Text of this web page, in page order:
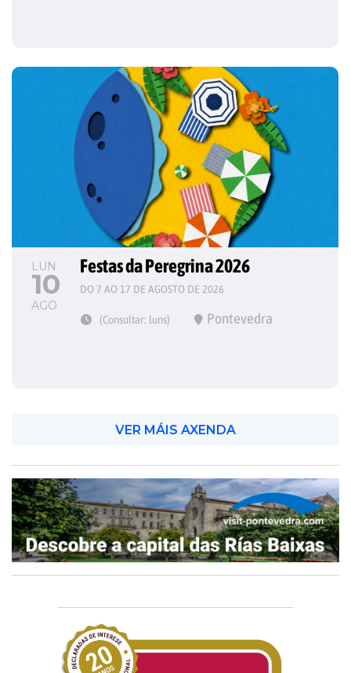
LUN
10
AGO
Festas da Peregrina 2026
DO 7 AO 17 DE AGOSTO DE 2026
(Consultar: luns) Pontevedra
VER MÁIS AXENDA